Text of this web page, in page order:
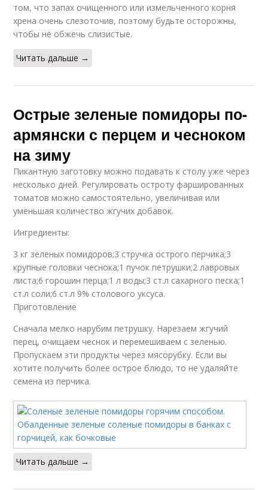
том, что запах очищенного или измельченного корня
хрена очень слезоточив, поэтому будьте осторожны,
чтобы не обжечь слизистые.
Читать дальше →
Острые зеленые помидоры по-
армянски с перцем и чесноком
на зиму
Пикантную заготовку можно подавать к столу уже через
несколько дней. Регулировать остроту фаршированных
томатов можно самостоятельно, увеличивая или
уменьшая количество жгучих добавок.
Ингредиенты:
3 кг зеленых помидоров;3 стручка острого перчика;3
крупные головки чеснока;1 пучок петрушки;2 лавровых
листа;6 горошин перца;1 л воды;3 ст.л сахарного песка;1
ст.л соли;6 ст.л 9% столового уксуса.
Приготовление
Сначала мелко нарубим петрушку. Нарезаем жгучий
перец, очищаем чеснок и перемешиваем с зеленью.
Пропускаем эти продукты через мясорубку. Если вы
хотите получить более острое блюдо, то не удаляйте
семена из перчика.
Читать дальше →